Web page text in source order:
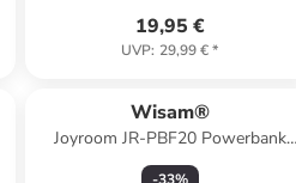
19,95 €
UVP: 29,99 €*
Wisam®
Joyroom JR-PBF20 Powerbank
10.000mAh 25W